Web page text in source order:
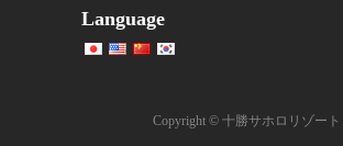
Language
Copyright © 十勝サホロリゾート